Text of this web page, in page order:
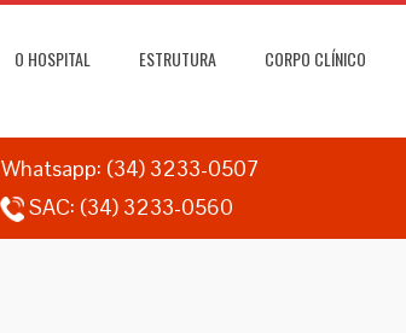
O HOSPITAL ESTRUTURA CORPO CLÍNICO
Whatsapp: (34) 3233-0507
SAC: (34) 3233-0560